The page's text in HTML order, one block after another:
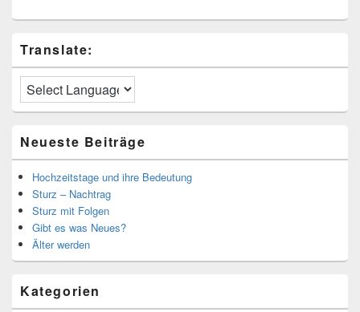
Translate:
Neueste Beiträge
Hochzeitstage und ihre Bedeutung
Sturz – Nachtrag
Sturz mit Folgen
Gibt es was Neues?
Älter werden
Kategorien